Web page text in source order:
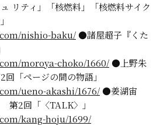
リティ」「核燃料」「核燃料サイク
nishio-baku/ ●諸屋超子『くた
moroya-choko/1660/ ●上野朱
「ページの間の物語」
ueno-akashi/1676/ ●姜湖宙
第2回「〈TALK〉」
kang-hoju/1699/